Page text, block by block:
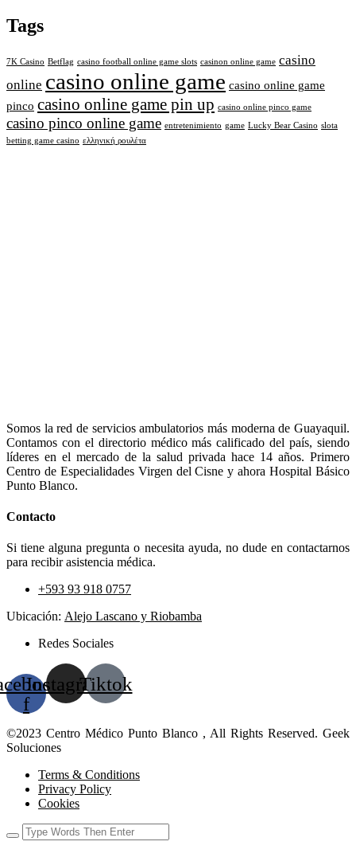
Tags
7K Casino Betflag casino football online game slots casinon online game casino
online casino online game casino online game
pinco casino online game pin up casino online pinco game
casino pinco online game entretenimiento game Lucky Bear Casino slota
betting game casino ελληνική ρουλέτα
Somos la red de servicios ambulatorios más moderna de Guayaquil.
Contamos con el directorio médico más calificado del país, siendo
líderes en el mercado de la salud privada hace 14 años. Primero
Centro de Especialidades Virgen del Cisne y ahora Hospital Básico
Punto Blanco.
Contacto
Si tiene alguna pregunta o necesita ayuda, no dude en contactarnos
para recibir asistencia médica.
+593 93 918 0757
Ubicación: Alejo Lascano y Riobamba
Redes Sociales
f
InstagramTiktok
©2023 Centro Médico Punto Blanco , All Rights Reserved. Geek
Soluciones
Terms & Conditions
Privacy Policy
Cookies